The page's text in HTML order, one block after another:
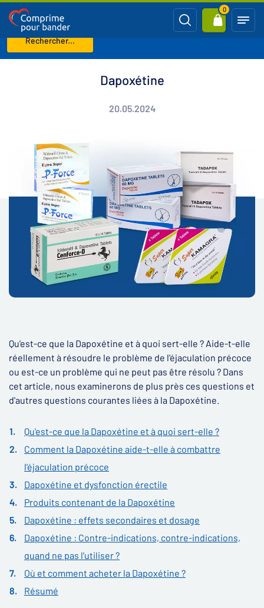
Rechercher...
0
Page d'accueil Blog
Dapoxétine
20.05.2024
Qu'est-ce que la Dapoxétine et à quoi sert-elle ? Aide-t-elle
réellement à résoudre le problème de l'éjaculation précoce
ou est-ce un problème qui ne peut pas être résolu ? Dans
cet article, nous examinerons de plus près ces questions et
d'autres questions courantes liées à la Dapoxétine.
Qu'est-ce que la Dapoxétine et à quoi sert-elle ?
Comment la Dapoxétine aide-t-elle à combattre
l'éjaculation précoce
Dapoxétine et dysfonction érectile
Produits contenant de la Dapoxétine
Dapoxétine : effets secondaires et dosage
Dapoxétine : Contre-indications, contre-indications,
quand ne pas l'utiliser ?
Où et comment acheter la Dapoxétine ?
Résumé